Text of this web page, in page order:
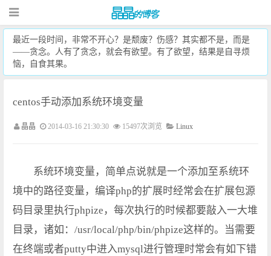
最近一段时间，非常不开心？是颓废？伤感？其实都不是，而是
——贪念。人有了贪念，就会有欲望。有了欲望，结果是自寻烦
恼，自食其果。
centos手动添加系统环境变量
晶晶 2014-03-16 21:30:30 15497次浏览 Linux
系统环境变量，简单点说就是一个添加至系统环
境中的路径变量，编译php的扩展时经常会在扩展包源
码目录里执行phpize，每次执行的时候都要敲入一大堆
目录，诸如：/usr/local/php/bin/phpize这样的。当需要
在终端或者putty中进入mysql进行管理时常会有如下错